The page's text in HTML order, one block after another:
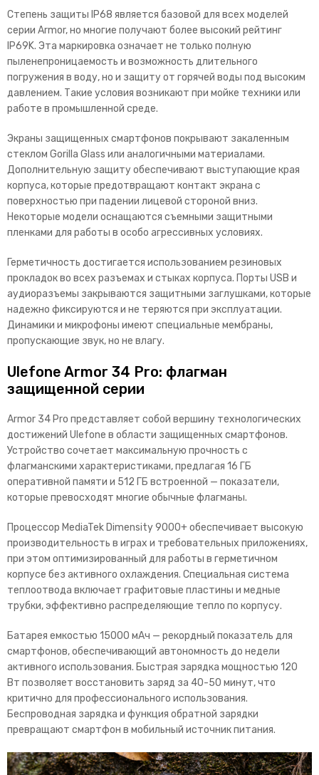
Степень защиты IP68 является базовой для всех моделей
серии Armor, но многие получают более высокий рейтинг
IP69K. Эта маркировка означает не только полную
пыленепроницаемость и возможность длительного
погружения в воду, но и защиту от горячей воды под высоким
давлением. Такие условия возникают при мойке техники или
работе в промышленной среде.
Экраны защищенных смартфонов покрывают закаленным
стеклом Gorilla Glass или аналогичными материалами.
Дополнительную защиту обеспечивают выступающие края
корпуса, которые предотвращают контакт экрана с
поверхностью при падении лицевой стороной вниз.
Некоторые модели оснащаются съемными защитными
пленками для работы в особо агрессивных условиях.
Герметичность достигается использованием резиновых
прокладок во всех разъемах и стыках корпуса. Порты USB и
аудиоразъемы закрываются защитными заглушками, которые
надежно фиксируются и не теряются при эксплуатации.
Динамики и микрофоны имеют специальные мембраны,
пропускающие звук, но не влагу.
Ulefone Armor 34 Pro: флагман
защищенной серии
Armor 34 Pro представляет собой вершину технологических
достижений Ulefone в области защищенных смартфонов.
Устройство сочетает максимальную прочность с
флагманскими характеристиками, предлагая 16 ГБ
оперативной памяти и 512 ГБ встроенной — показатели,
которые превосходят многие обычные флагманы.
Процессор MediaTek Dimensity 9000+ обеспечивает высокую
производительность в играх и требовательных приложениях,
при этом оптимизированный для работы в герметичном
корпусе без активного охлаждения. Специальная система
теплоотвода включает графитовые пластины и медные
трубки, эффективно распределяющие тепло по корпусу.
Батарея емкостью 15000 мАч — рекордный показатель для
смартфонов, обеспечивающий автономность до недели
активного использования. Быстрая зарядка мощностью 120
Вт позволяет восстановить заряд за 40-50 минут, что
критично для профессионального использования.
Беспроводная зарядка и функция обратной зарядки
превращают смартфон в мобильный источник питания.